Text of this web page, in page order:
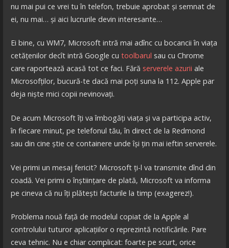
nu mai pui ce vrei tu în telefon, trebuie aprobat și semnat de
ei, nu mai… și aici lucrurile devin interesante…
Ei bine, cu WM7, Microsoft intră mai adînc cu bocancii în viața
cetățenilor decît intră Google cu toolbarul sau cu Chrome
care raportează acasă tot ce faci. Fără serverele azurii ale
Microsofților, bucură-te dacă mai poți suna la 112. Apple par
deja niște mici copii nevinovați.
De acum Microsoft îți va îmbogăți viața și va participa activ,
în fiecare minut, pe telefonul tău, în direct de la Redmond
sau din cine știe ce containere unde își țin mai ieftin serverele.
Vei primi un mesaj fericit? Microsoft ți-l va transmite dînd din
coadă. Vei primi o înștiințare de plată, Microsoft va informa
pe cineva că nu îți plătești facturile la timp (exagerez!).
Problema nouă față de modelul copiat de la Apple al
controlului tuturor aplicațiilor o reprezintă notificările. Pare
ceva tehnic. Nu e chiar complicat: foarte pe scurt, orice